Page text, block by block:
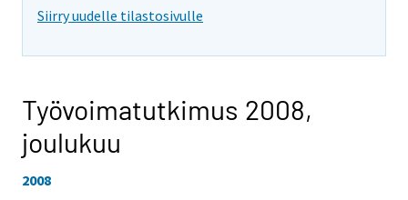
Siirry uudelle tilastosivulle
Työvoimatutkimus 2008,
joulukuu
2008